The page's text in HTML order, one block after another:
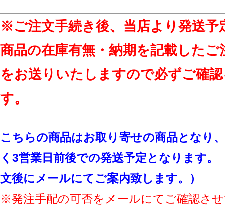
※ご注文手続き後、当店より発送予
商品の在庫有無・納期を記載したご
をお送りいたしますので必ずご確
す。
こちらの商品はお取り寄せの商品となり
く3営業日前後での発送予定となります。
文後にメールにてご案内致します。）
※発注手配の可否をメールにてご確認さ